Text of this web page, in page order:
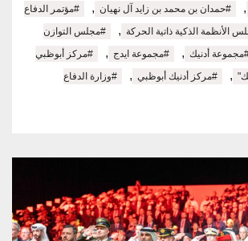
, #حمدان بن محمد بن زايد آل نهيان ,
#مؤتمر الدفاع
الأنظمة الذكية ذاتية الحركة ,
#مجلس التوازن
أدنيك , #مجموعة ايدج ,
#مركز أبوظبي
, #مركز أدنيك أبوظبي ,
#وزارة الدفاع